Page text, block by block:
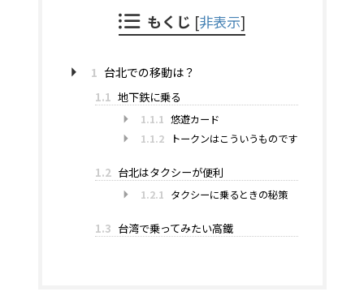
もくじ [非表示]
1 台北での移動は？
1.1 地下鉄に乗る
1.1.1 悠遊カード
1.1.2
トークンはこういうものです
1.2 台北はタクシーが便利
1.2.1 タクシーに乗るときの秘策
1.3 台湾で乗ってみたい高鐵